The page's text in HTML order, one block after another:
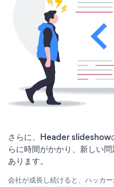
さらに、Header slideshow
らに時間がかかり、新しい
あります。
会社が成長し続けると、ハッカ